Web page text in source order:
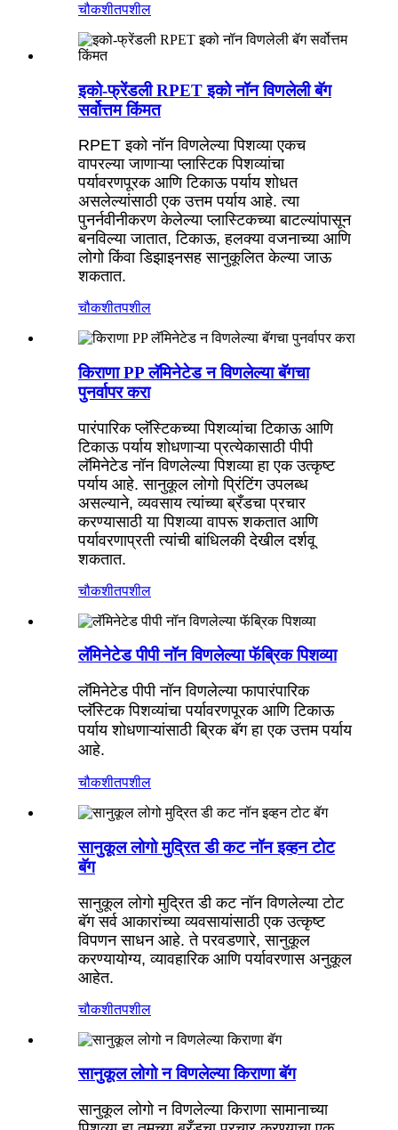
चौकशीतपशील
इको-फ्रेंडली RPET इको नॉन विणलेली बॅग
सर्वोत्तम किंमत
RPET इको नॉन विणलेल्या पिशव्या एकच
वापरल्या जाणाऱ्या प्लास्टिक पिशव्यांचा
पर्यावरणपूरक आणि टिकाऊ पर्याय शोधत
असलेल्यांसाठी एक उत्तम पर्याय आहे. त्या
पुनर्नवीनीकरण केलेल्या प्लास्टिकच्या बाटल्यांपासून
बनविल्या जातात, टिकाऊ, हलक्या वजनाच्या आणि
लोगो किंवा डिझाइनसह सानुकूलित केल्या जाऊ
शकतात.
चौकशीतपशील
किराणा PP लॅमिनेटेड न विणलेल्या बॅगचा
पुनर्वापर करा
पारंपारिक प्लॅस्टिकच्या पिशव्यांचा टिकाऊ आणि
टिकाऊ पर्याय शोधणाऱ्या प्रत्येकासाठी पीपी
लॅमिनेटेड नॉन विणलेल्या पिशव्या हा एक उत्कृष्ट
पर्याय आहे. सानुकूल लोगो प्रिंटिंग उपलब्ध
असल्याने, व्यवसाय त्यांच्या ब्रँडचा प्रचार
करण्यासाठी या पिशव्या वापरू शकतात आणि
पर्यावरणाप्रती त्यांची बांधिलकी देखील दर्शवू
शकतात.
चौकशीतपशील
लॅमिनेटेड पीपी नॉन विणलेल्या फॅब्रिक पिशव्या
लॅमिनेटेड पीपी नॉन विणलेल्या फापारंपारिक
प्लॅस्टिक पिशव्यांचा पर्यावरणपूरक आणि टिकाऊ
पर्याय शोधणाऱ्यांसाठी ब्रिक बॅग हा एक उत्तम पर्याय
आहे.
चौकशीतपशील
सानुकूल लोगो मुद्रित डी कट नॉन इव्हन टोट
बॅग
सानुकूल लोगो मुद्रित डी कट नॉन विणलेल्या टोट
बॅग सर्व आकारांच्या व्यवसायांसाठी एक उत्कृष्ट
विपणन साधन आहे. ते परवडणारे, सानुकूल
करण्यायोग्य, व्यावहारिक आणि पर्यावरणास अनुकूल
आहेत.
चौकशीतपशील
सानुकूल लोगो न विणलेल्या किराणा बॅग
सानुकूल लोगो न विणलेल्या किराणा सामानाच्या